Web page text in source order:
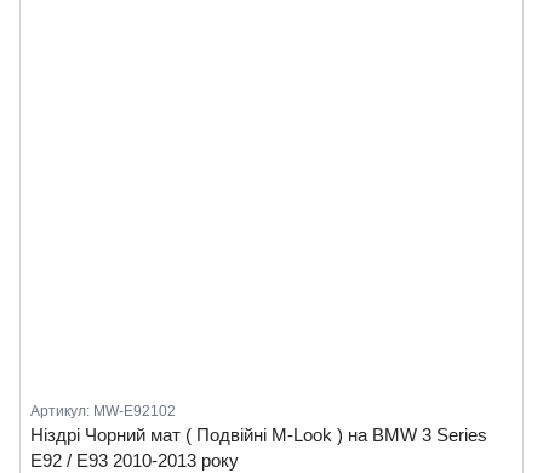
Артикул: MW-E92102
Ніздрі Чорний мат ( Подвійні M-Look ) на BMW 3 Series
E92 / E93 2010-2013 року